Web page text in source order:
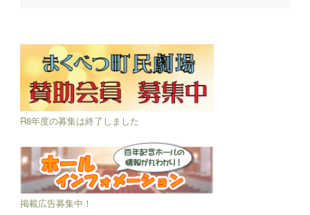
R8年度の募集は終了しました
掲載広告募集中！